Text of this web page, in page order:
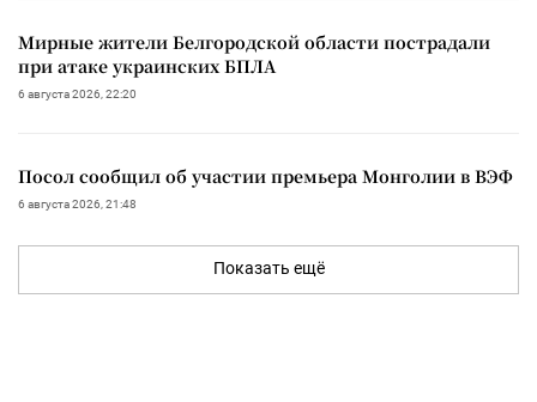
Мирные жители Белгородской области пострадали
при атаке украинских БПЛА
6 августа 2026, 22:20
Посол сообщил об участии премьера Монголии в ВЭФ
6 августа 2026, 21:48
Показать ещё